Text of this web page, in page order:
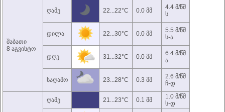
შაბათი
8 აგვისტო
ღამე 22...22°C 0.0 მმ
4.4 მ/წმ
ს
დილა 22...30°C 0.0 მმ
5.5 მ/წმ
ს-ა
დღე 31...32°C 0.0 მმ
6.4 მ/წმ
ა
საღამო 23...28°C 0.3 მმ
2.6 მ/წმ
ჩ-დ
ღამე 21...23°C 0.1 მმ
1.0 მ/წმ
ს-დ